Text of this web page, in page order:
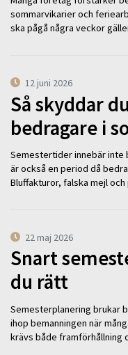
sommarvikarier och
ska pågå några veckor
12 juni 2026
Så skyddar
bedragare i
Semestertider innebär inte
är också en period då
Bluffakturor, falska mejl
22 maj 2026
Snart
du rätt
Semesterplanering brukar
ihop bemanningen när
krävs både framförhållning